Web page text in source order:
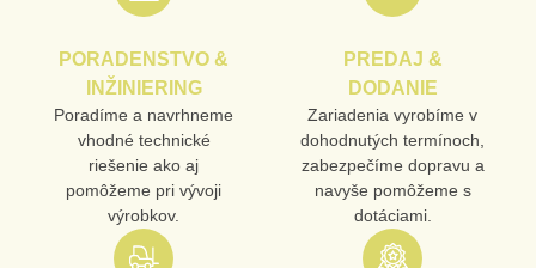
PORADENSTVO &
INŽINIERING
Poradíme a navrhneme
vhodné technické
riešenie ako aj
pomôžeme pri vývoji
výrobkov.
PREDAJ &
DODANIE
Zariadenia vyrobíme v
dohodnutých termínoch,
zabezpečíme dopravu a
navyše pomôžeme s
dotáciami.